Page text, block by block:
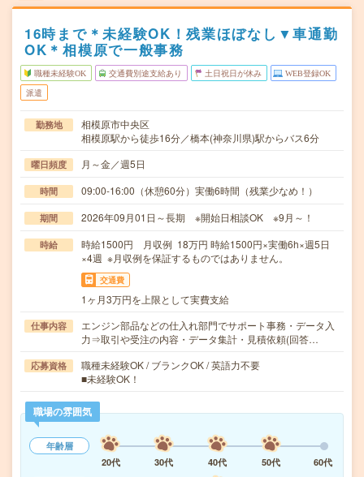
16時まで＊未経験OK！残業ほぼなし▼車通勤
OK＊相模原で一般事務
職種未経験OK 交通費別途支給あり 土日祝日が休み WEB登録OK
派遣
勤務地
相模原市中央区
相模原駅から徒歩16分／橋本(神奈川県)駅からバス6分
曜日頻度 月～金／週5日
時間 09:00-16:00（休憩60分）実働6時間（残業少なめ！）
期間 2026年09月01日～長期 ※開始日相談OK ※9月～！
時給
時給1500円 月収例 18万円 時給1500円×実働6h×週5日
×4週 ※月収例を保証するものではありません。
交通費
1ヶ月3万円を上限として実費支給
仕事内容
エンジン部品などの仕入れ部門でサポート事務・データ入
力⇒取引や受注の内容・データ集計・見積依頼(回答…
応募資格
職種未経験OK / ブランクOK / 英語力不要
■未経験OK！
職場の雰囲気
年齢層
20代
30代 40代 50代
60代